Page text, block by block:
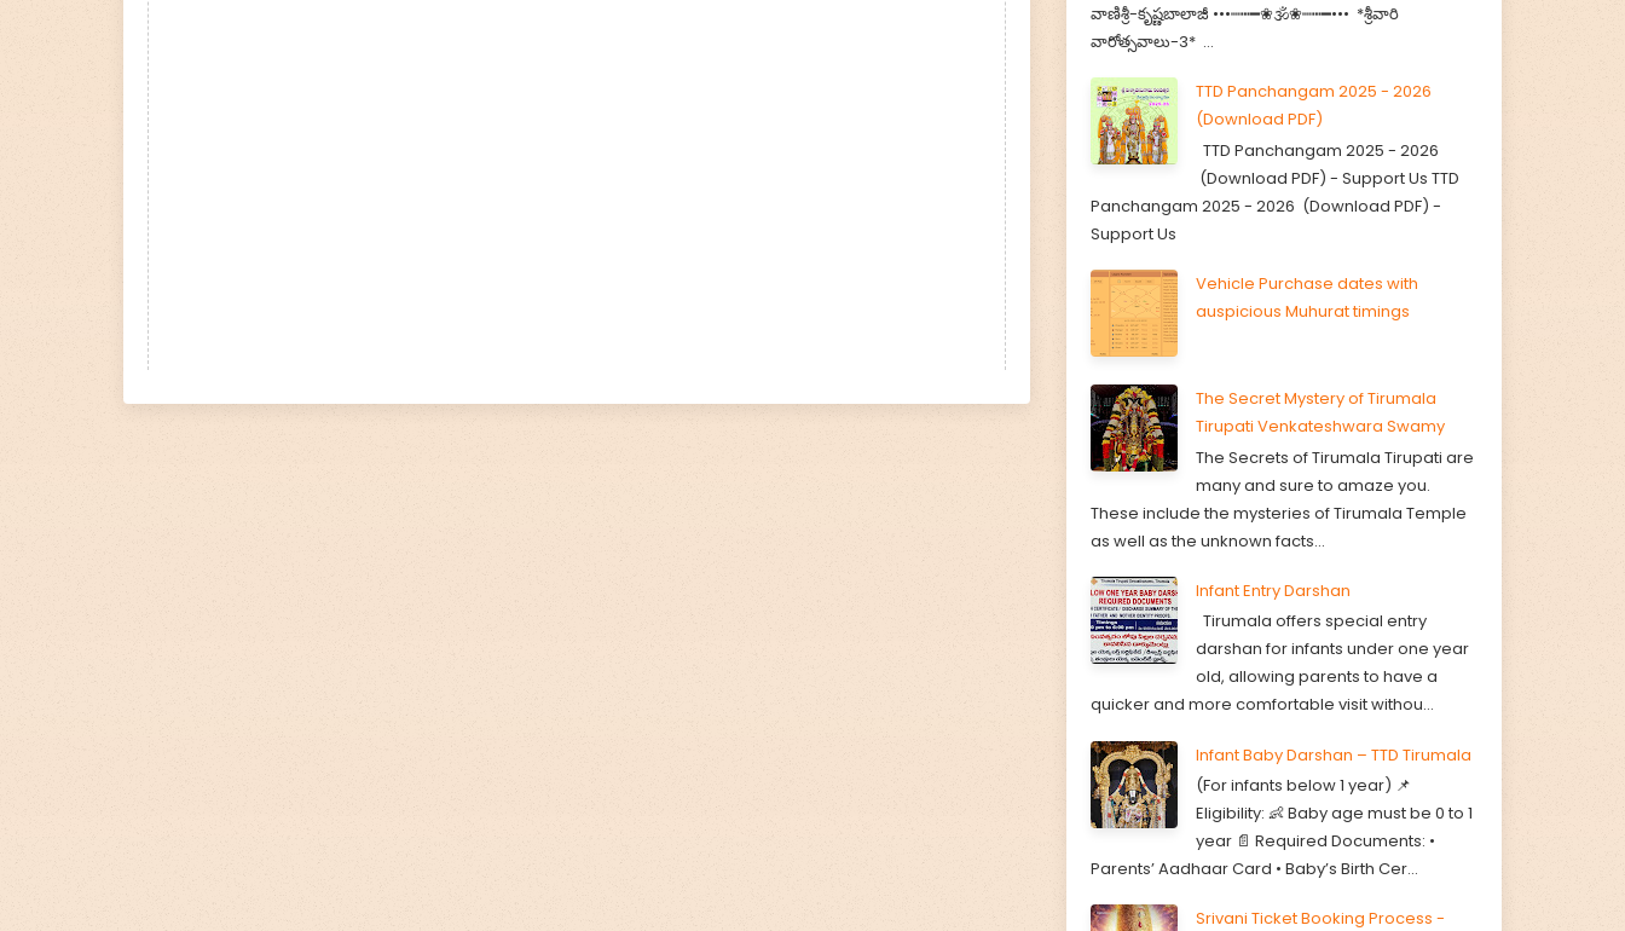
వాణిశ్రీ-కృష్ణబాలాజీ •••┉┅━❀🕉️❀┉┅━••• *శ్రీవారి
వారోత్సవాలు-3* ...
TTD Panchangam 2025 - 2026
(Download PDF)
TTD Panchangam 2025 - 2026
(Download PDF) - Support Us TTD
Panchangam 2025 - 2026 (Download PDF) -
Support Us
Vehicle Purchase dates with
auspicious Muhurat timings
The Secret Mystery of Tirumala
Tirupati Venkateshwara Swamy
The Secrets of Tirumala Tirupati are
many and sure to amaze you.
These include the mysteries of Tirumala Temple
as well as the unknown facts...
Infant Entry Darshan
Tirumala offers special entry
darshan for infants under one year
old, allowing parents to have a
quicker and more comfortable visit withou...
Infant Baby Darshan – TTD Tirumala
(For infants below 1 year) 📌
Eligibility: 👶 Baby age must be 0 to 1
year 📄 Required Documents: •
Parents’ Aadhaar Card • Baby’s Birth Cer...
Srivani Ticket Booking Process -